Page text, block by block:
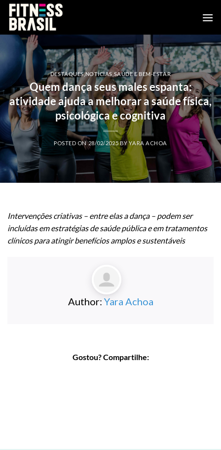
Skip
content
DESTAQUES,NOTÍCIAS SAÚDE E BEM-ESTAR
Quem dança seus males espanta:
atividade ajuda a melhorar a saúde física,
psicológica e cognitiva
POSTED ON28/02/2025BYYARA ACHOA
Intervenções criativas – entre elas a dança – podem ser
incluídas em estratégias de saúde pública e em tratamentos
clínicos para atingir benefícios amplos e sustentáveis
Author: Yara Achoa
Gostou? Compartilhe: